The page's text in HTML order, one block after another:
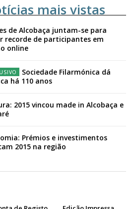
mais vistas
de Alcobaça juntam-se para
recorde de participantes em
online
Sociedade Filarmónica dá
há 110 anos
2015 vincou made in Alcobaça e
Prémios e investimentos
2015 na região